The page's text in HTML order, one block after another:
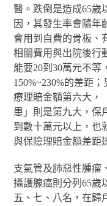
醫。跌倒是造成65歲
因，其發生率會隨年
會用到自費的骨板、
相關費用與出院後行
能要20到30萬元不等
150%~230%的差距
療理賠金額第六大，
患」則是第九大，保
到數十萬元以上，也
與保險理賠金額差距
支氣管及肺惡性腫瘤
攝護腺癌則分列65歲
五、七、八名，在歸